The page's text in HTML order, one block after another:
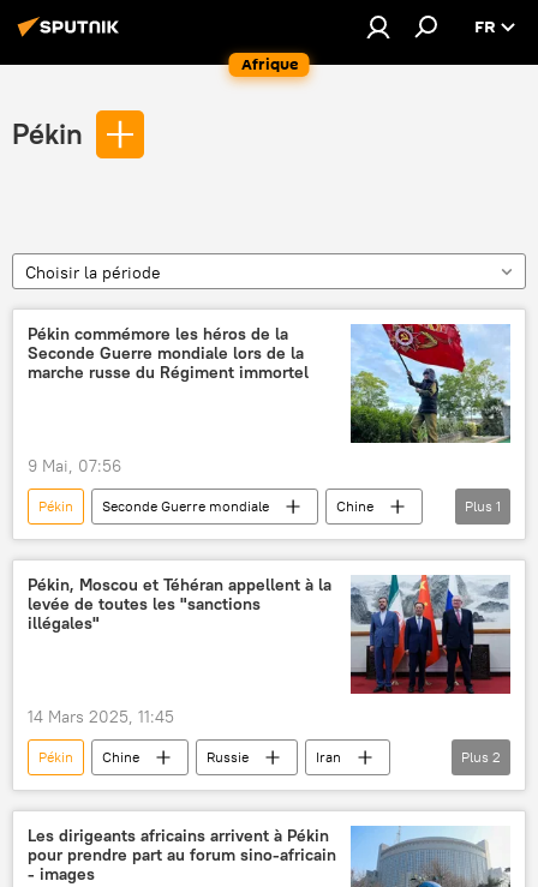
Afrique
FR
Pékin
Choisir la période
Pékin commémore les héros de la
Seconde Guerre mondiale lors de la
marche russe du Régiment immortel
9 Mai, 07:56
Pékin Seconde Guerre mondiale
Chine
Régiment immortel
Plus 1
Pékin, Moscou et Téhéran appellent à la
levée de toutes les "sanctions
illégales"
14 Mars 2025, 11:45
Pékin Chine Russie
Iran
sanctions
nucléaire
Plus 2
Les dirigeants africains arrivent à Pékin
pour prendre part au forum sino-africain
- images